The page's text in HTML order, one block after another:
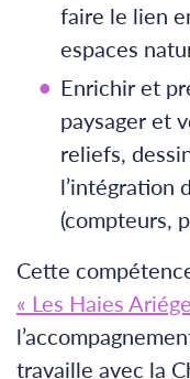
faire le lien
espaces
Enrichir et
paysager et
reliefs,
l’intégration
(compteurs,
Cette
« Les Haies
travaille avec la